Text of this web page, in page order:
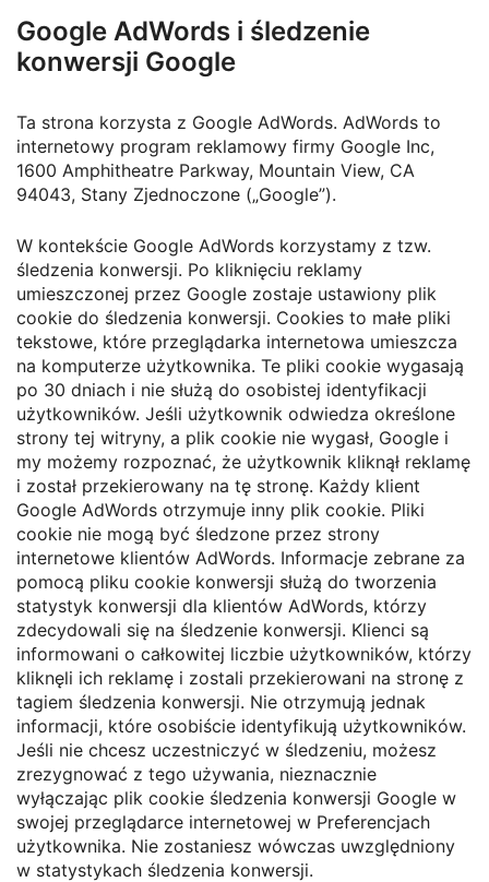
Google AdWords i śledzenie
konwersji Google
Ta strona korzysta z Google AdWords. AdWords to
internetowy program reklamowy firmy Google Inc,
1600 Amphitheatre Parkway, Mountain View, CA
94043, Stany Zjednoczone („Google”).
W kontekście Google AdWords korzystamy z tzw.
śledzenia konwersji. Po kliknięciu reklamy
umieszczonej przez Google zostaje ustawiony plik
cookie do śledzenia konwersji. Cookies to małe pliki
tekstowe, które przeglądarka internetowa umieszcza
na komputerze użytkownika. Te pliki cookie wygasają
po 30 dniach i nie służą do osobistej identyfikacji
użytkowników. Jeśli użytkownik odwiedza określone
strony tej witryny, a plik cookie nie wygasł, Google i
my możemy rozpoznać, że użytkownik kliknął reklamę
i został przekierowany na tę stronę. Każdy klient
Google AdWords otrzymuje inny plik cookie. Pliki
cookie nie mogą być śledzone przez strony
internetowe klientów AdWords. Informacje zebrane za
pomocą pliku cookie konwersji służą do tworzenia
statystyk konwersji dla klientów AdWords, którzy
zdecydowali się na śledzenie konwersji. Klienci są
informowani o całkowitej liczbie użytkowników, którzy
kliknęli ich reklamę i zostali przekierowani na stronę z
tagiem śledzenia konwersji. Nie otrzymują jednak
informacji, które osobiście identyfikują użytkowników.
Jeśli nie chcesz uczestniczyć w śledzeniu, możesz
zrezygnować z tego używania, nieznacznie
wyłączając plik cookie śledzenia konwersji Google w
swojej przeglądarce internetowej w Preferencjach
użytkownika. Nie zostaniesz wówczas uwzględniony
w statystykach śledzenia konwersji.